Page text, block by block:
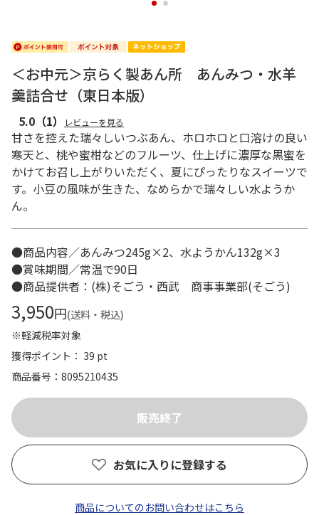
1 2
＜お中元＞京らく製あん所 あんみつ・水羊
羹詰合せ（東日本版）
5.0 （1） レビューを見る
甘さを控えた瑞々しいつぶあん、ホロホロと口溶けの良い
寒天と、桃や蜜柑などのフルーツ、仕上げに濃厚な黒蜜を
かけてお召し上がりいただく、夏にぴったりなスイーツで
す。小豆の風味が生きた、なめらかで瑞々しい水ようか
ん。
●商品内容／あんみつ245g×2、水ようかん132g×3
●賞味期間／常温で90日
●商品提供者：(株)そごう・西武 商事事業部(そごう)
3,950円(送料・税込)
※軽減税率対象
獲得ポイント： 39 pt
商品番号
8095210435
お気に入りに登録する
商品についてのお問い合わせはこちら